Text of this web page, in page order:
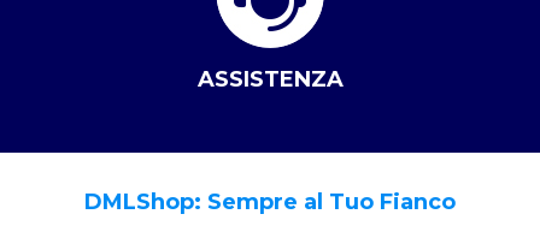
ASSISTENZA
DMLShop: Sempre al Tuo Fianco